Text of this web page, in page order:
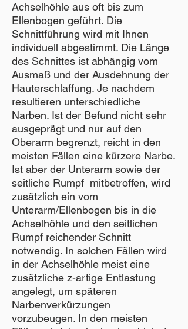
Achselhöhle aus oft bis zum
Ellenbogen geführt. Die
Schnittführung wird mit Ihnen
individuell abgestimmt. Die Länge
des Schnittes ist abhängig vom
Ausmaß und der Ausdehnung der
Hauterschlaffung. Je nachdem
resultieren unterschiedliche
Narben. Ist der Befund nicht sehr
ausgeprägt und nur auf den
Oberarm begrenzt, reicht in den
meisten Fällen eine kürzere Narbe.
Ist aber der Unterarm sowie der
seitliche Rumpf mitbetroffen, wird
zusätzlich ein vom
Unterarm/Ellenbogen bis in die
Achselhöhle und den seitlichen
Rumpf reichender Schnitt
notwendig. In solchen Fällen wird
in der Achselhöhle meist eine
zusätzliche z-artige Entlastung
angelegt, um späteren
Narbenverkürzungen
vorzubeugen. In den meisten